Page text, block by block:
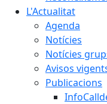
L'Actualitat
Agenda
Notícies
Notícies
Avisos
Publicacions